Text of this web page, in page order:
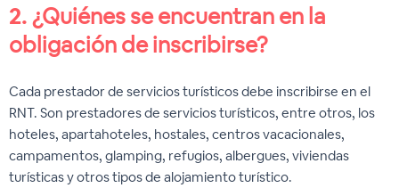
2.¿Quiénes se encuentran en la
obligación de inscribirse?
Cada prestador de servicios turísticos debe inscribirse en el
RNT. Son prestadores de servicios turísticos, entre otros, los
hoteles, apartahoteles, hostales, centros vacacionales,
campamentos, glamping, refugios, albergues, viviendas
turísticas y otros tipos de alojamiento turístico.